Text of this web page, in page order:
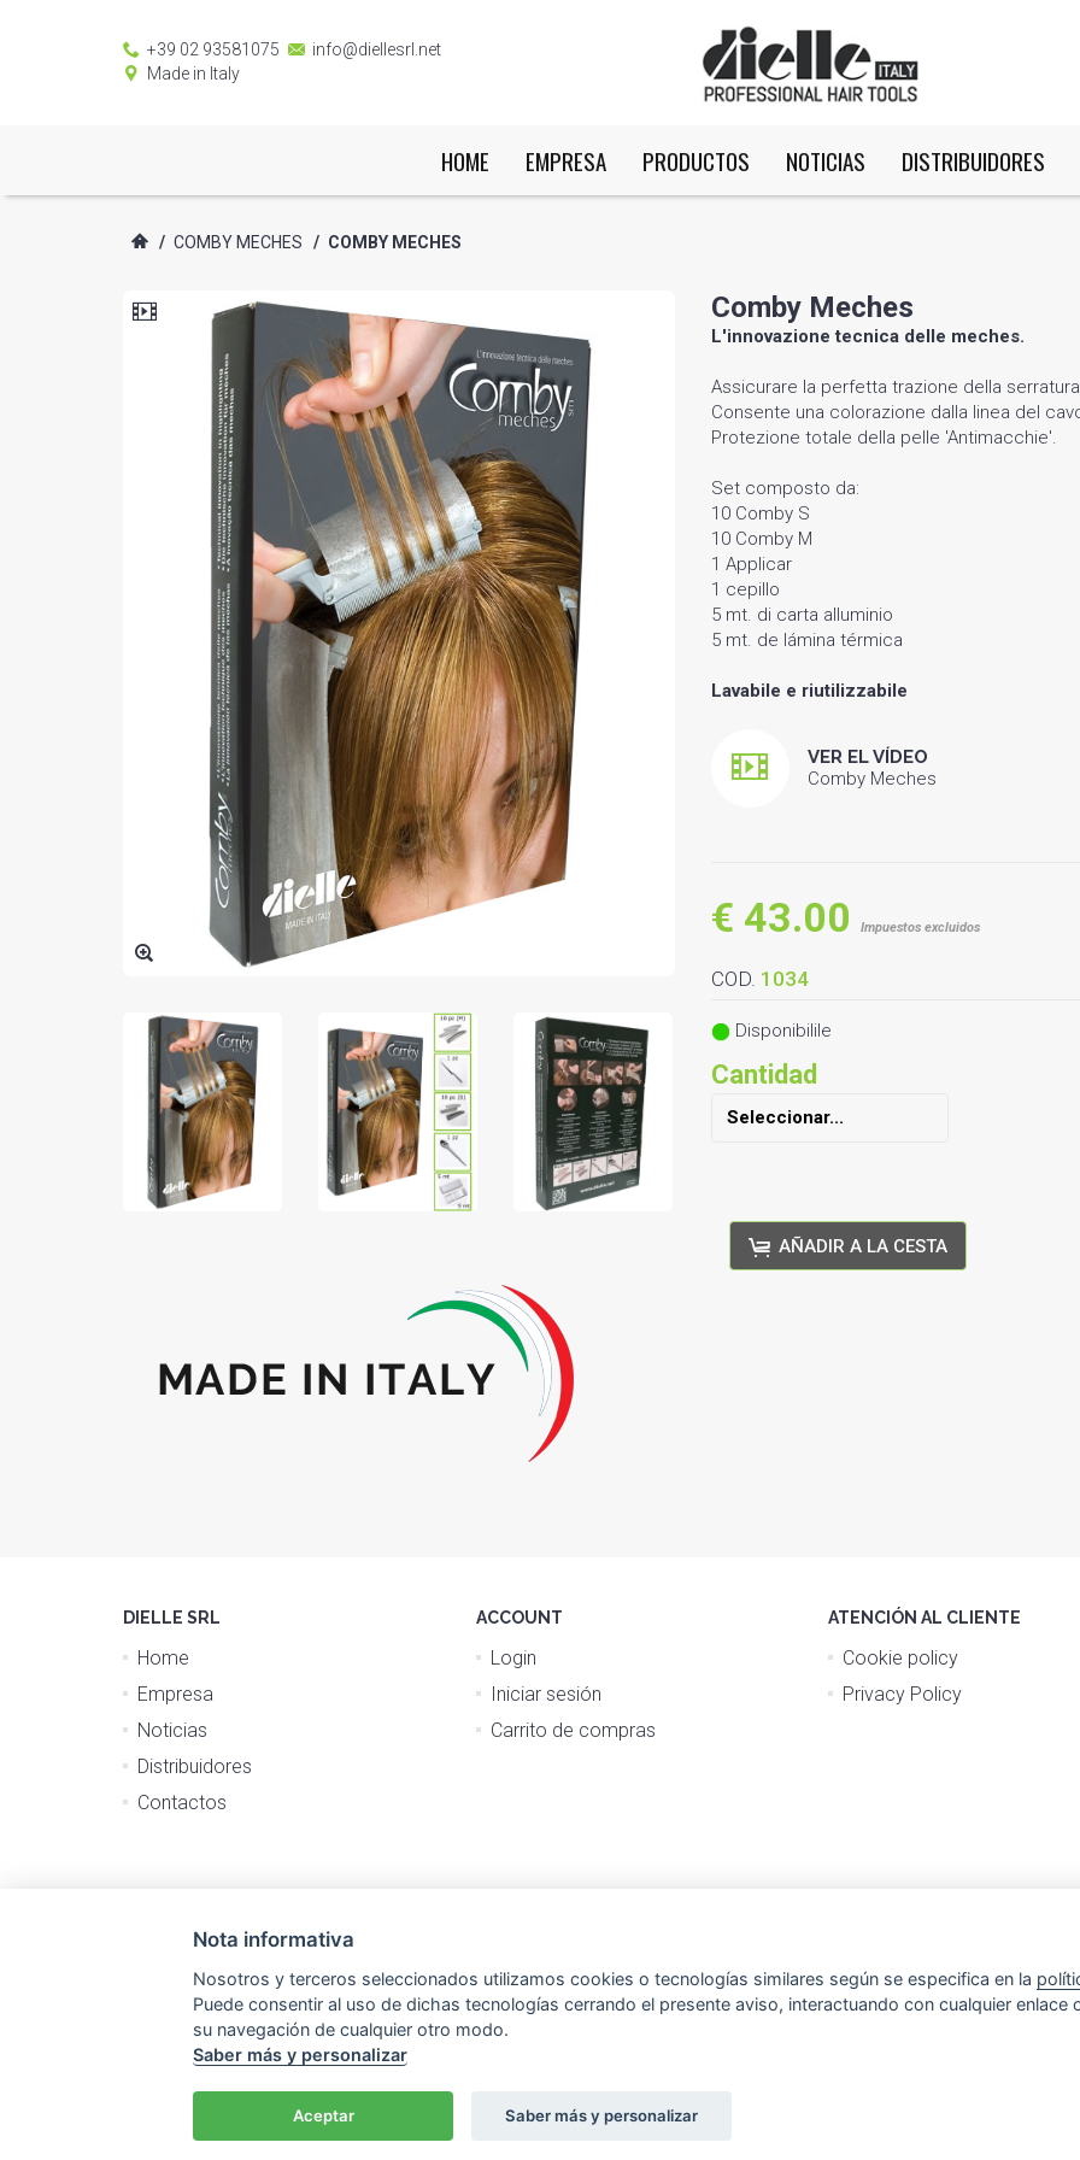
+39 02 93581075
info@diellesrl.net
Made in Italy
HOME EMPRESA PRODUCTOS NOTICIAS DISTRIBUIDORES
/ COMBY MECHES / COMBY MECHES
Comby Meches
L'innovazione tecnica delle meches.
Assicurare la perfetta trazione della
Consente una colorazione dalla linea del
Protezione totale della pelle 'Antimacchie'.
Set composto da:
10 Comby S
10 Comby M
1 Applicar
1 cepillo
5 mt. di carta alluminio
5 mt. de lámina térmica
Lavabile e riutilizzabile
VER EL VÍDEO
Comby Meches
€ 43.00 Impuestos excluidos
COD. 1034
Disponibilile
Cantidad
AÑADIR A LA CESTA
DIELLE SRL
Home
Empresa
Noticias
Distribuidores
Contactos
ACCOUNT
Login
Iniciar sesión
Carrito de compras
ATENCIÓN AL CLIENTE
Cookie policy
Privacy Policy
Nota informativa
Nosotros y terceros seleccionados utilizamos cookies o tecnologías similares según se especifica en la
Puede consentir al uso de dichas tecnologías cerrando el presente aviso, interactuando con cualquier
su navegación de cualquier otro modo.
Saber más y personalizar
Aceptar Saber más y personalizar